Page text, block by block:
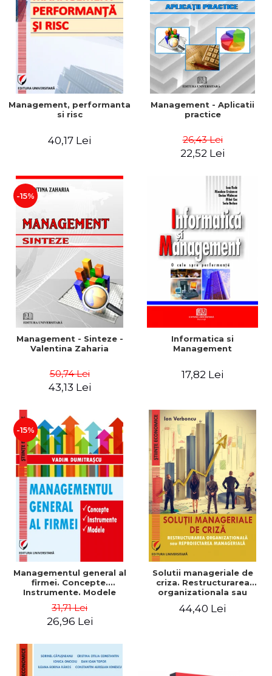
Management, performanta
si risc
40,17 Lei
Management - Aplicatii
practice
26,43 Lei
22,52 Lei
-15%
Management - Sinteze -
Valentina Zaharia
50,74 Lei
43,13 Lei
Informatica si
Management
17,82 Lei
-15%
Managementul general al
firmei. Concepte.
Instrumente. Modele
31,71 Lei
26,96 Lei
Solutii manageriale de
criza. Restructurarea
organizationala sau
44,40 Lei